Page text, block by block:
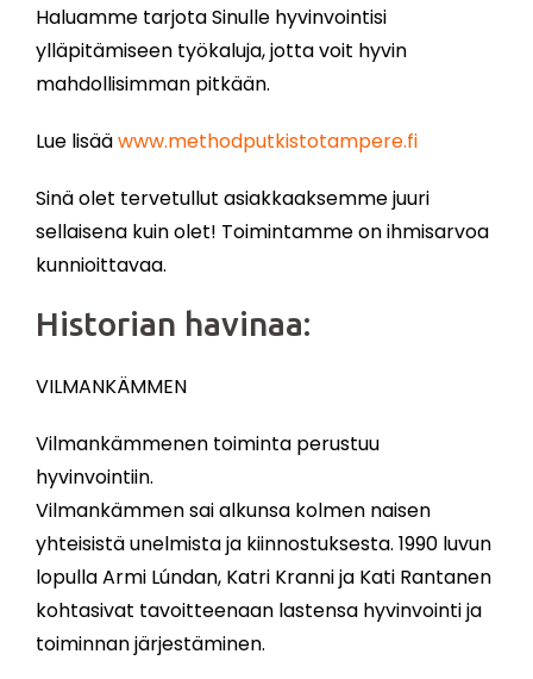
Haluamme tarjota Sinulle hyvinvointisi
ylläpitämiseen työkaluja, jotta voit hyvin
mahdollisimman pitkään.
Lue lisääwww.methodputkistotampere.fi
Sinä olet tervetullut asiakkaaksemme juuri
sellaisena kuin olet! Toimintamme on ihmisarvoa
kunnioittavaa.
Historian havinaa:
VILMANKÄMMEN
Vilmankämmenen toiminta perustuu
hyvinvointiin.
Vilmankämmen sai alkunsa kolmen naisen
yhteisistä unelmista ja kiinnostuksesta. 1990 luvun
lopulla Armi Lúndan, Katri Kranni ja Kati Rantanen
kohtasivat tavoitteenaan lastensa hyvinvointi ja
toiminnan järjestäminen.